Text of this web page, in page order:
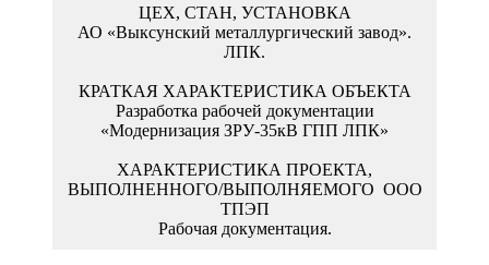
АО «Выксунский металлургический завод».
ЛПК.
Разработка рабочей документации
«Модернизация ЗРУ-35кВ ГПП ЛПК»
Рабочая документация.